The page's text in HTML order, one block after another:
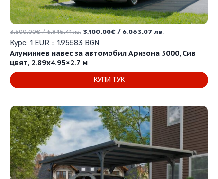
Алуминиев навес за автомобил Аризона 5000, Сив
цвят, 2.89х4.95×2.7 м
3,500.00€/ 6,845.41 лв. Original
price
was:
3,500.00€
/
6,845.41 лв..
3,100.00€ / 6,063.07 лв.Текущата
е:
/
Курс: 1 EUR = 1.95583 BGN
КУПИ ТУК